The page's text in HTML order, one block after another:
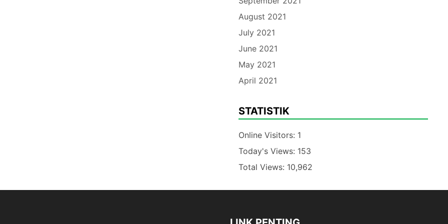
August 2021
July 2021
June 2021
May 2021
April 2021
STATISTIK
Online Visitors: 1
Today's Views: 153
Total Views: 10,962